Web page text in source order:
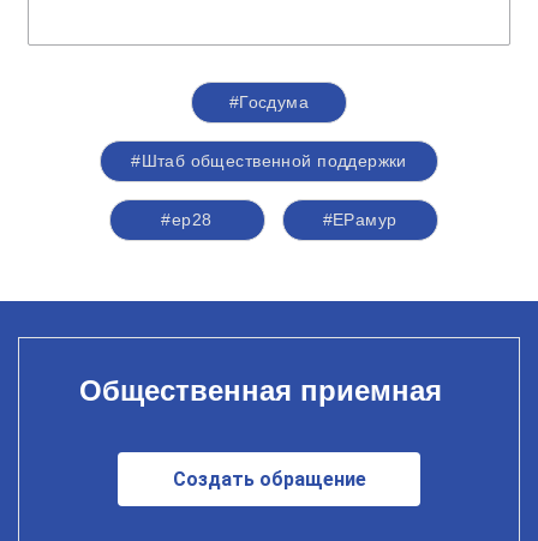
#Госдума
#Штаб общественной поддержки
#ер28 #ЕРамур
Общественная приемная
Создать обращение